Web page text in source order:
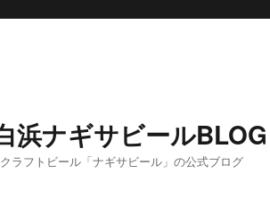
浜ナギサビールBLOG
ラフトビール「ナギサビール」の公式ブログ